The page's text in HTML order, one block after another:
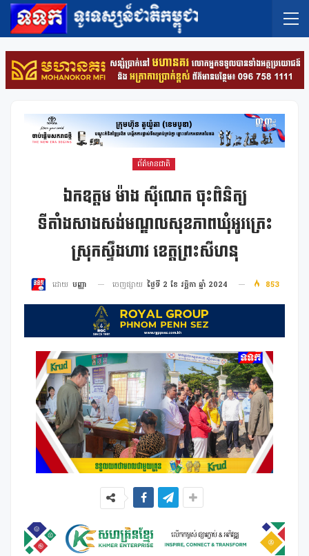
ព័ត៌មានជាតិ
ឯកឧត្តម ម៉ាង ស៊ីណេត ចុះពិនិត្យ
ទីតាំងសាងសង់មណ្ឌលសុខភាពឃុំអូរត្រេះ
ស្រុកស្ទឹងហាវ ខេត្តព្រះសីហនុ
ដោយ បញ្ញា ចេញផ្សាយ ថ្ងៃទី 2 ខែ វច្ឆិកា ឆ្នាំ 2024 853